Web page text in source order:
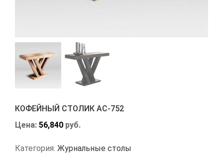
КОФЕЙНЫЙ СТОЛИК АС-752
Цена: 56,840 руб.
Категория: Журнальные столы